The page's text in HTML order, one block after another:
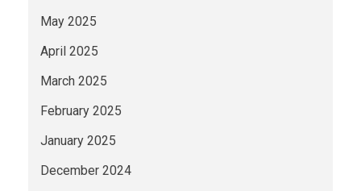
May 2025
April 2025
March 2025
February 2025
January 2025
December 2024